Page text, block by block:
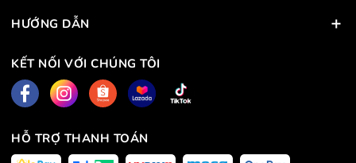
HƯỚNG DẪN
KẾT NỐI VỚI CHÚNG TÔI
HỖ TRỢ THANH TOÁN